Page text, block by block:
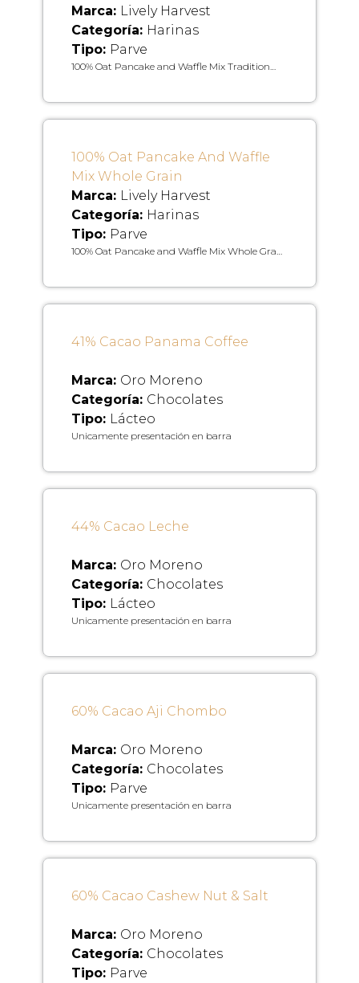
Marca: Lively Harvest
Categoría: Harinas
Tipo: Parve
100% Oat Pancake and Waffle Mix Tradition…
100% Oat Pancake And Waffle
Mix Whole Grain
Marca: Lively Harvest
Categoría: Harinas
Tipo: Parve
100% Oat Pancake and Waffle Mix Whole Gra…
41% Cacao Panama Coffee
Marca: Oro Moreno
Categoría: Chocolates
Tipo: Lácteo
Unicamente presentación en barra
44% Cacao Leche
Marca: Oro Moreno
Categoría: Chocolates
Tipo: Lácteo
Unicamente presentación en barra
60% Cacao Aji Chombo
Marca: Oro Moreno
Categoría: Chocolates
Tipo: Parve
Unicamente presentación en barra
60% Cacao Cashew Nut & Salt
Marca: Oro Moreno
Categoría: Chocolates
Tipo: Parve